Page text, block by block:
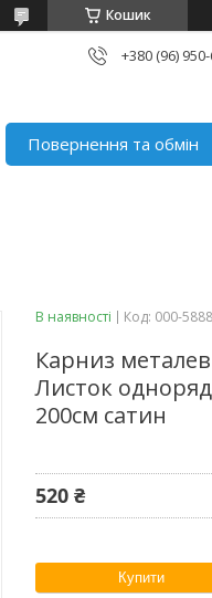
Кошик
+380 (96)
Повернення та обмін
В наявності Код: 000-5888
Карниз
Листок
200см сатин
520 ₴
Купити